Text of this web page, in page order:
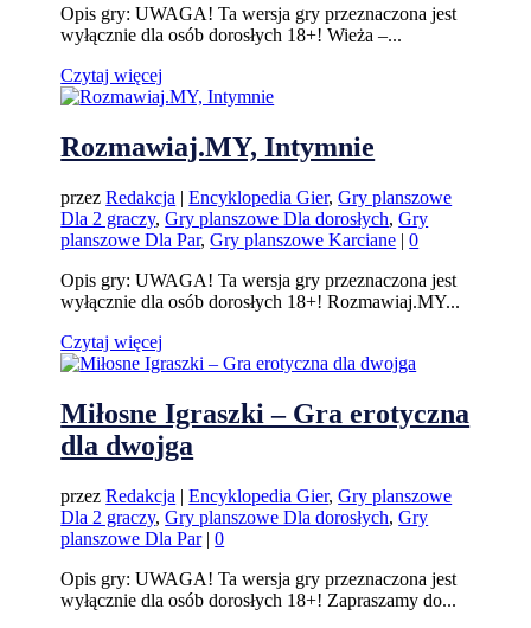
Opis gry: UWAGA! Ta wersja gry przeznaczona jest
wyłącznie dla osób dorosłych 18+! Wieża –...
Czytaj więcej
Rozmawiaj.MY, Intymnie
przezRedakcja |Encyklopedia Gier,Gry planszowe
Dla 2 graczy,Gry planszowe Dla dorosłych,Gry
planszowe Dla Par,Gry planszowe Karciane |0
Opis gry: UWAGA! Ta wersja gry przeznaczona jest
wyłącznie dla osób dorosłych 18+! Rozmawiaj.MY...
Czytaj więcej
Miłosne Igraszki – Gra erotyczna
dla dwojga
przezRedakcja |Encyklopedia Gier,Gry planszowe
Dla 2 graczy,Gry planszowe Dla dorosłych,Gry
planszowe Dla Par|0
Opis gry: UWAGA! Ta wersja gry przeznaczona jest
wyłącznie dla osób dorosłych 18+! Zapraszamy do...